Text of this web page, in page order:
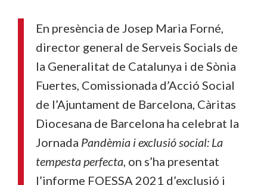
En presència de Josep Maria Forné,
director general de Serveis Socials de
la Generalitat de Catalunya i de Sònia
Fuertes, Comissionada d’Acció Social
de l’Ajuntament de Barcelona, Càritas
Diocesana de Barcelona ha celebrat la
Jornada Pandèmia i exclusió social: La
tempesta perfecta, on s’ha presentat
l’informe FOESSA 2021 d’exclusió i